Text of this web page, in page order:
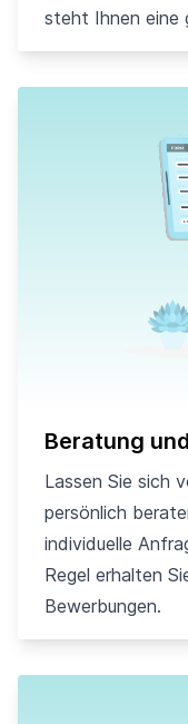
steht Ihnen eine
Beratung
Lassen Sie sich
persönlich
individuelle
Regel erhalten
Bewerbungen.